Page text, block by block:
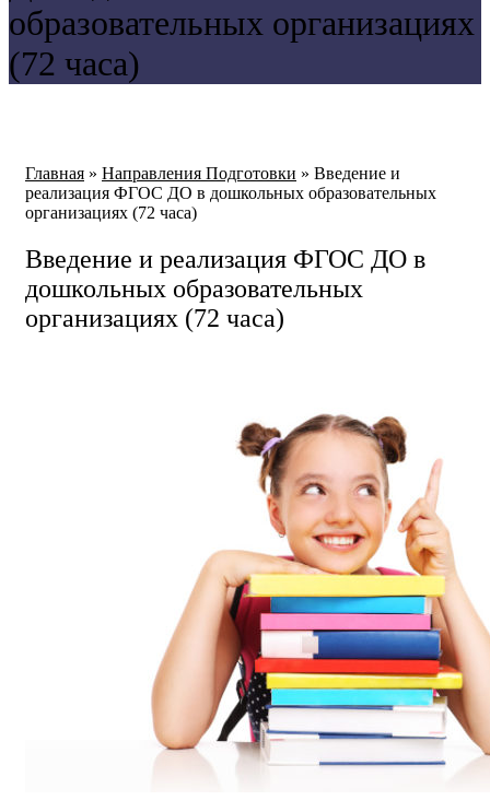
образовательных организациях
(72 часа)
Главная » Направления Подготовки » Введение и
реализация ФГОС ДО в дошкольных образовательных
организациях (72 часа)
Введение и реализация ФГОС ДО в
дошкольных образовательных
организациях (72 часа)